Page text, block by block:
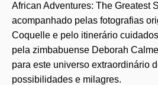
African Adventures: The Greatest
acompanhado pelas fotografias
Coquelle e pelo itinerário
pela zimbabuense Deborah
para este universo extraordinário
possibilidades e milagres.